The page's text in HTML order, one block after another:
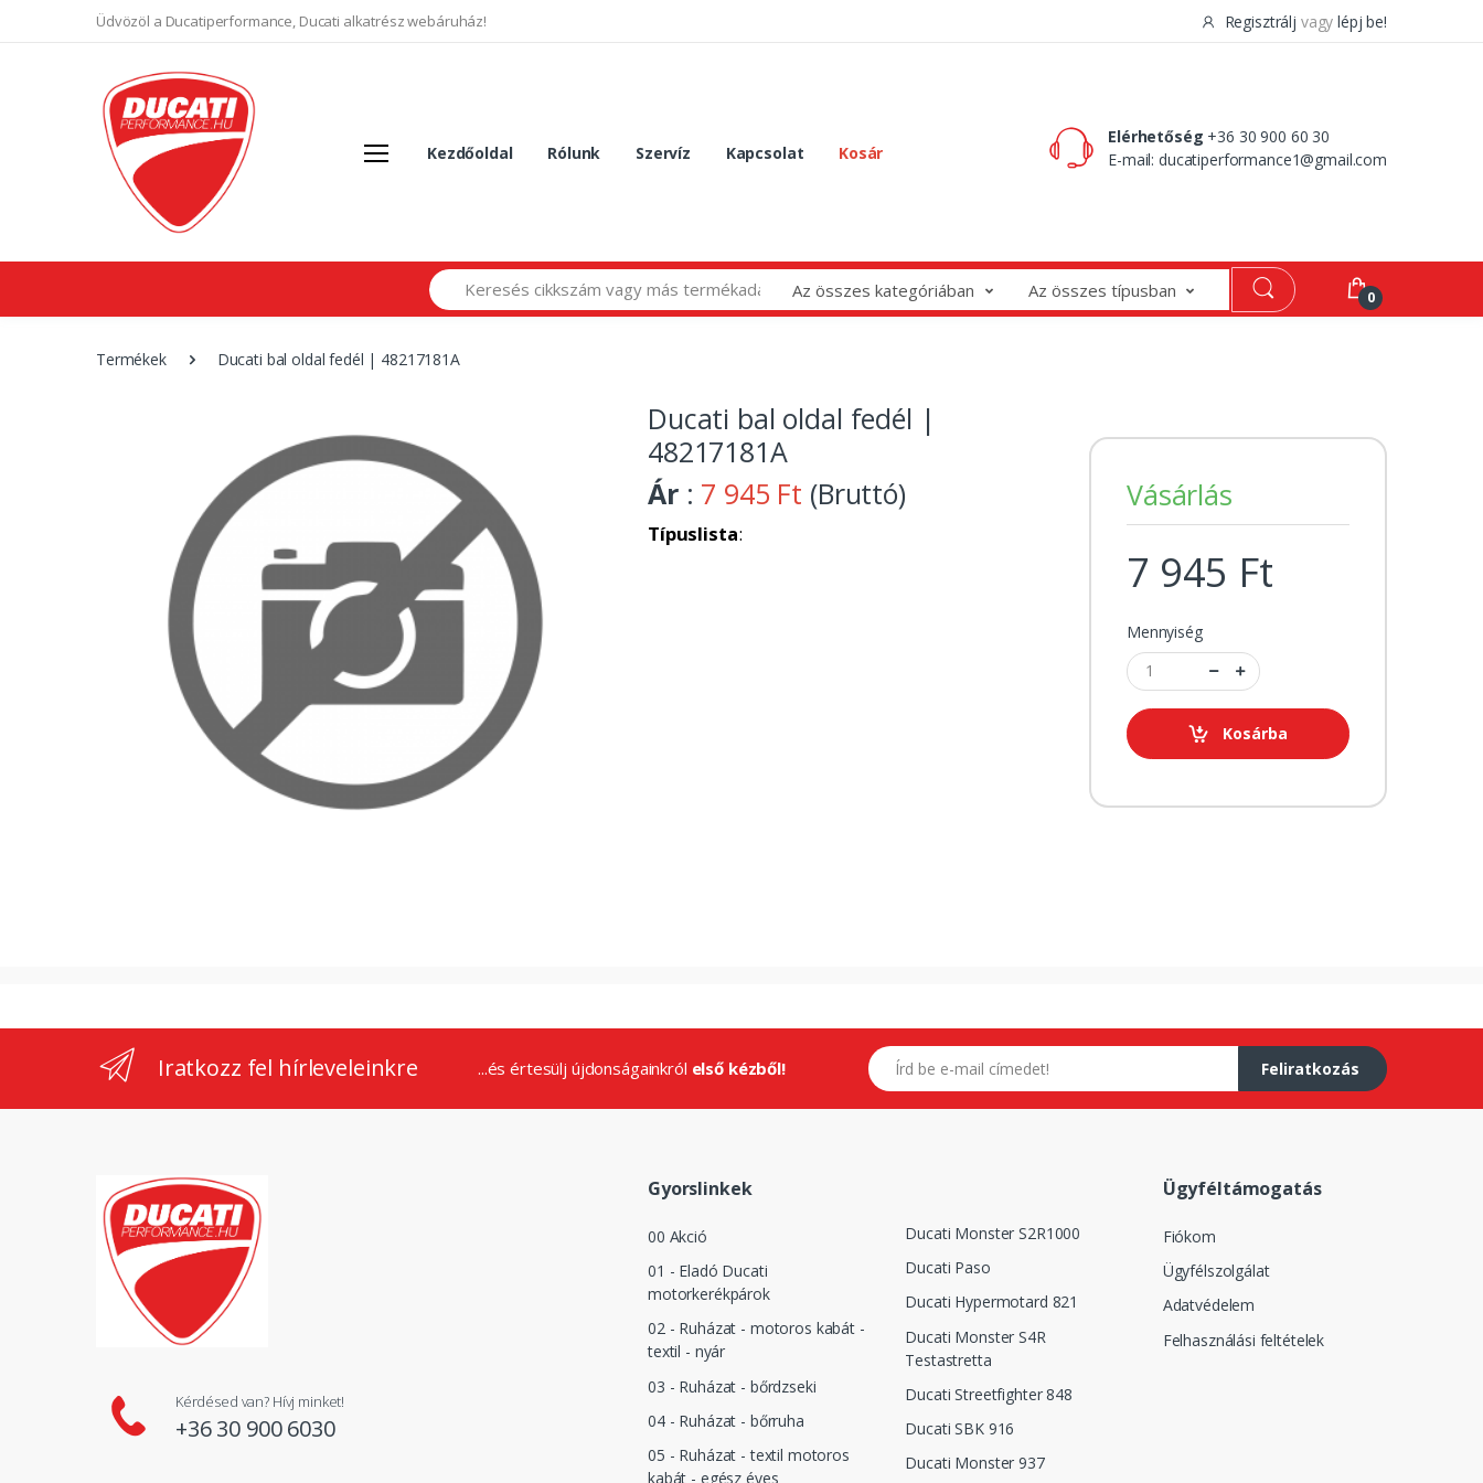
Üdvözöl a Ducatiperformance, Ducati alkatrész webáruház! Regisztrálj vagy lépj be!
Kezdőoldal Rólunk Szervíz Kapcsolat Kosár
Elérhetőség +36 30 900 60 30
E-mail:ducatiperformance1@gmail.com
Search
Az összes kategóriában Az összes típusban 0
Termékek Ducati bal oldal fedél | 48217181A
Ducati bal oldal fedél |
48217181A
Ár : 7 945 Ft (Bruttó)
Típuslista:
Vásárlás
7 945 Ft
Mennyiség
Kosárba
Iratkozz fel hírleveleinkre ...és értesülj újdonságainkról első kézből!
E-mail címed
Feliratkozás
Kérdésed van? Hívj minket!
+36 30 900 6030
Gyorslinkek
00 Akció
01 - Eladó Ducati
motorkerékpárok
02 - Ruházat - motoros kabát -
textil - nyár
03 - Ruházat - bőrdzseki
04 - Ruházat - bőrruha
05 - Ruházat - textil motoros
kabát - egész éves
Ducati Monster S2R1000
Ducati Paso
Ducati Hypermotard 821
Ducati Monster S4R
Testastretta
Ducati Streetfighter 848
Ducati SBK 916
Ducati Monster 937
Ügyféltámogatás
Fiókom
Ügyfélszolgálat
Adatvédelem
Felhasználási feltételek